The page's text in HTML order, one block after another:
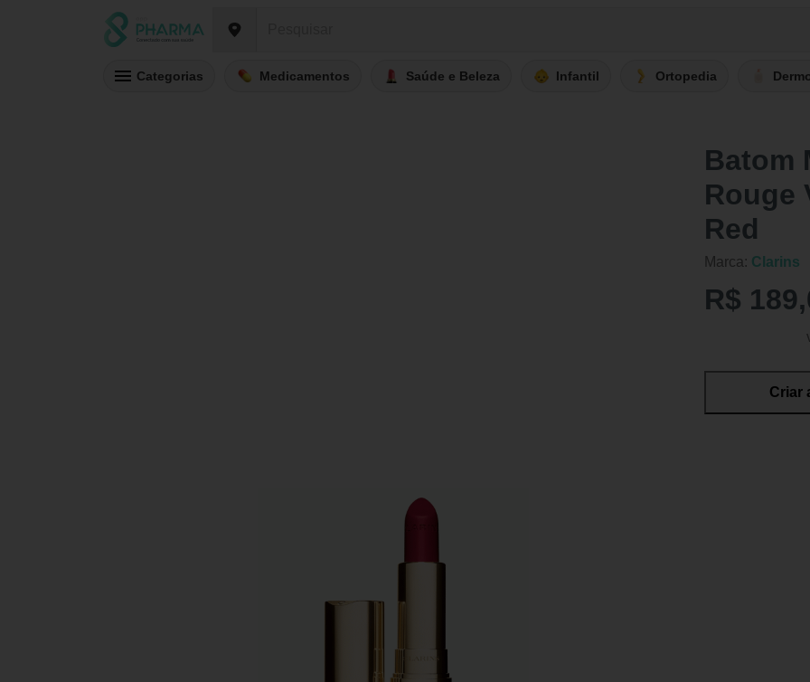
Categorias Medicamentos Saúde e Beleza Infantil Ortopedia
Batom
Rouge
Red
Marca: Clarins
R$
Criar